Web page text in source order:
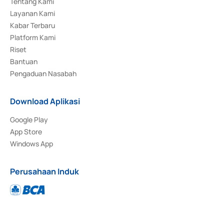
Layanan Kami
Kabar Terbaru
Platform Kami
Riset
Bantuan
Pengaduan Nasabah
Download Aplikasi
Google Play
App Store
Windows App
Perusahaan Induk